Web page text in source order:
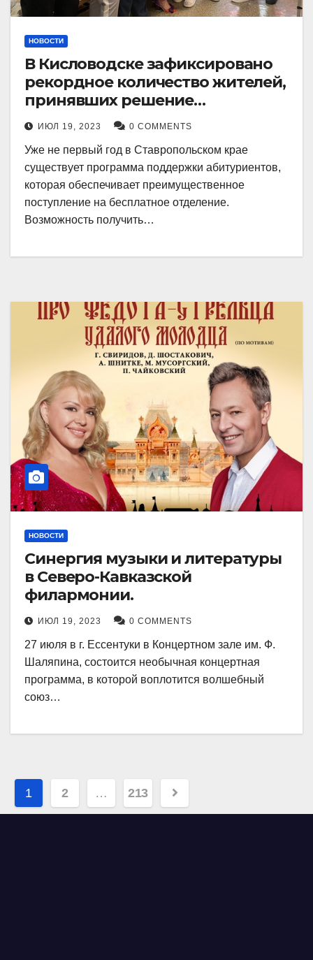
НОВОСТИ
В Кисловодске зафиксировано
рекордное количество жителей,
принявших решение
воспользоваться
установленными мерами, с
целью поступления в
медицинский вуз в районе.
ИЮЛ 19, 2023 0 COMMENTS
Уже не первый год в Ставропольском крае
существует программа поддержки абитуриентов,
которая обеспечивает преимущественное
поступление на бесплатное отделение.
Возможность получить…
НОВОСТИ
Синергия музыки и литературы
в Северо-Кавказской
филармонии.
ИЮЛ 19, 2023 0 COMMENTS
27 июля в г. Ессентуки в Концертном зале им. Ф.
Шаляпина, состоится необычная концертная
программа, в которой воплотится волшебный
союз…
Навигация
по
1 2 … 213